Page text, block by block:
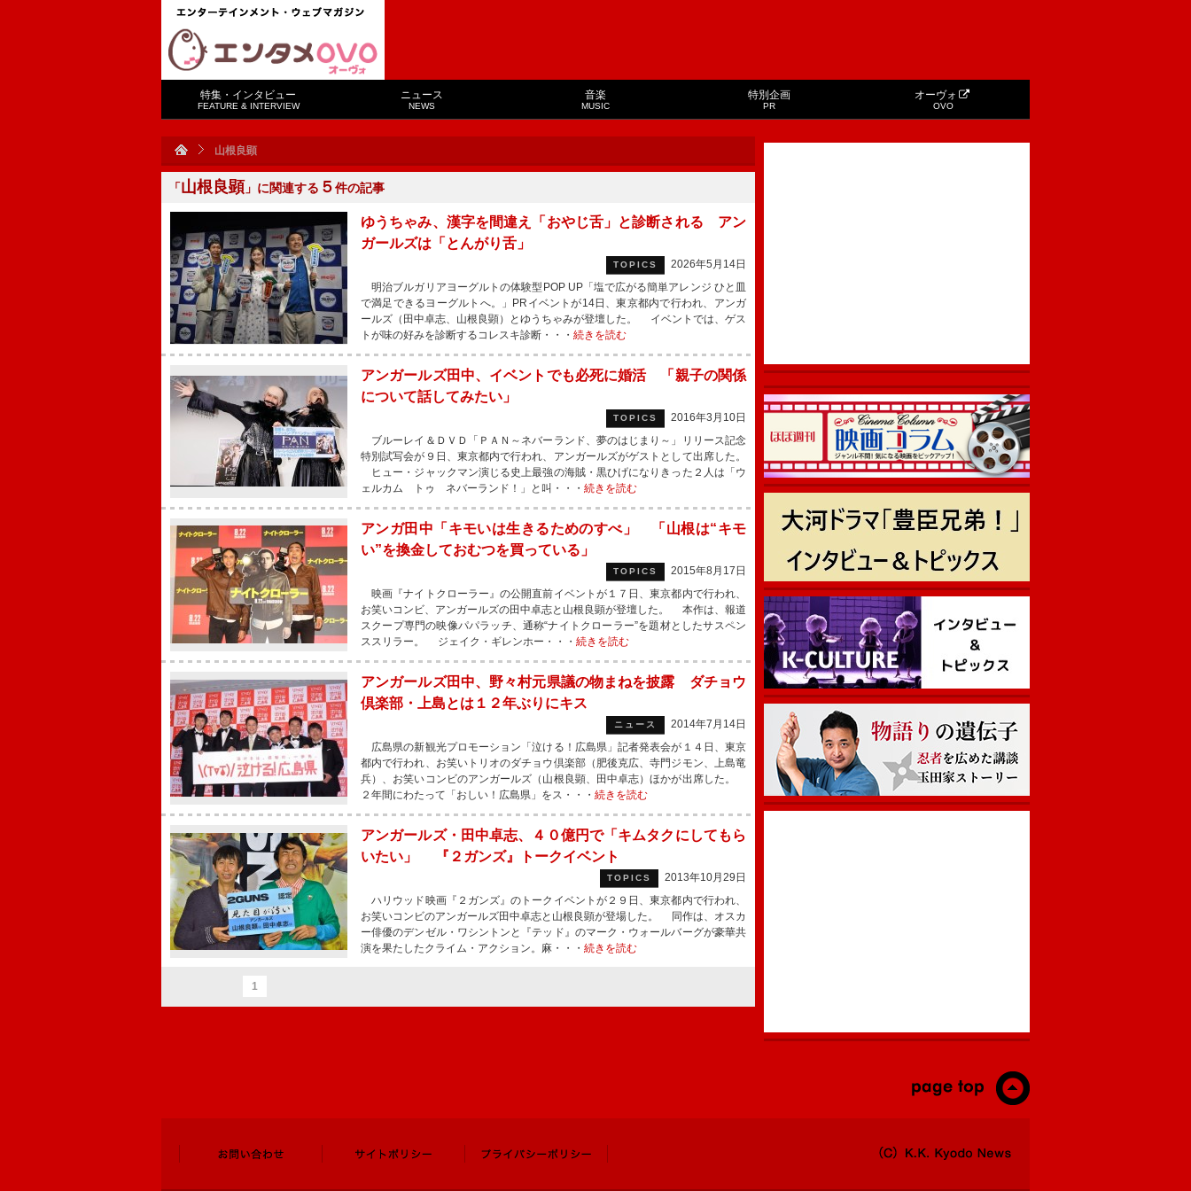
特集・インタビュー
FEATURE & INTERVIEW
ニュース
NEWS
音楽
MUSIC
特別企画
PR
オーヴォ
OVO
山根良顕
「山根良顕 」に関連する ５件の記事
ゆうちゃみ、漢字を間違え「おやじ舌」と診断される アン
ガールズは「とんがり舌」
TOPICS
2026年5月14日
明治ブルガリアヨーグルトの体験型POP UP「塩で広がる簡単アレンジ ひと皿
で満足できるヨーグルトへ。」PRイベントが14日、東京都内で行われ、アンガ
ールズ（田中卓志、山根良顕）とゆうちゃみが登壇した。 イベントでは、ゲス
トが味の好みを診断するコレスキ診断・・・ 続きを読む
アンガールズ田中、イベントでも必死に婚活 「親子の関係
について話してみたい」
TOPICS
2016年3月10日
ブルーレイ＆ＤＶＤ「ＰＡＮ～ネバーランド、夢のはじまり～」リリース記念
特別試写会が９日、東京都内で行われ、アンガールズがゲストとして出席した。
ヒュー・ジャックマン演じる史上最強の海賊・黒ひげになりきった２人は「ウ
ェルカム トゥ ネバーランド！」と叫・・・ 続きを読む
アンガ田中「キモいは生きるためのすべ」 「山根は“キモ
い”を換金しておむつを買っている」
TOPICS
2015年8月17日
映画『ナイトクローラー』の公開直前イベントが１７日、東京都内で行われ、
お笑いコンビ、アンガールズの田中卓志と山根良顕が登壇した。 本作は、報道
スクープ専門の映像パパラッチ、通称“ナイトクローラー”を題材としたサスペン
ススリラー。 ジェイク・ギレンホー・・・ 続きを読む
アンガールズ田中、野々村元県議の物まねを披露 ダチョウ
倶楽部・上島とは１２年ぶりにキス
ニュース
2014年7月14日
広島県の新観光プロモーション「泣ける！広島県」記者発表会が１４日、東京
都内で行われ、お笑いトリオのダチョウ倶楽部（肥後克広、寺門ジモン、上島竜
兵）、お笑いコンビのアンガールズ（山根良顕、田中卓志）ほかが出席した。
２年間にわたって「おしい！広島県」をス・・・ 続きを読む
アンガールズ・田中卓志、４０億円で「キムタクにしてもら
いたい」 『２ガンズ』トークイベント
TOPICS
2013年10月29日
ハリウッド映画『２ガンズ』のトークイベントが２９日、東京都内で行われ、
お笑いコンビのアンガールズ田中卓志と山根良顕が登場した。 同作は、オスカ
ー俳優のデンゼル・ワシントンと『テッド』のマーク・ウォールバーグが豪華共
演を果たしたクライム・アクション。麻・・・ 続きを読む
1